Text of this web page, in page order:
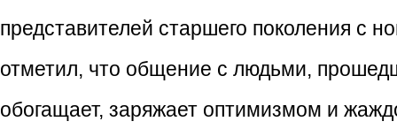
представителей старшего поколения с
отметил, что общение с людьми,
обогащает, заряжает оптимизмом и